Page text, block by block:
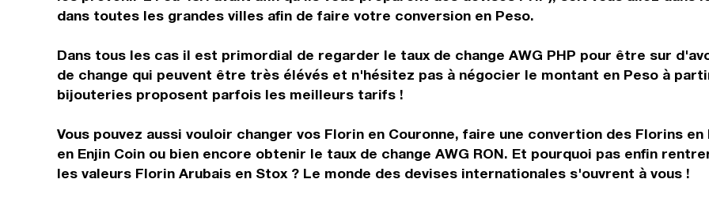
dans toutes les grandes villes afin de faire votre conversion en Peso.
Dans tous les cas il est primordial de regarder le taux de change AWG PHP pour être sur
de change qui peuvent être très élévés et n'hésitez pas à négocier le montant en Peso à
bijouteries proposent parfois les meilleurs tarifs !
Vous pouvez aussi vouloir changer vos Florin en Couronne, faire une convertion des Florins
en Enjin Coin ou bien encore obtenir le taux de change AWG RON. Et pourquoi pas enfin
les valeurs Florin Arubais en Stox ? Le monde des devises internationales s'ouvrent à vous !